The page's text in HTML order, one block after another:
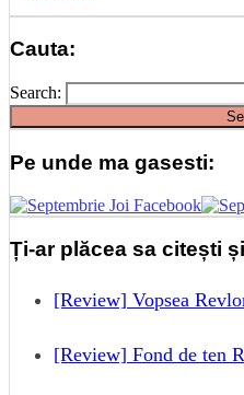
Cauta:
Search:
Pe unde ma gasesti:
Ți-ar plăcea sa citești
[Review] Vopsea
[Review] Fond de ten